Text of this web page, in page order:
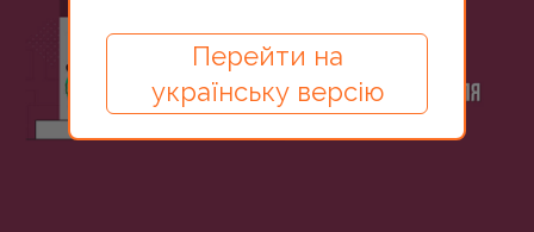
Перейти на
українську версію